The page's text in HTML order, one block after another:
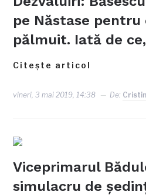
pe Năstase
pălmuit. Iată de
Citește articol
vineri, 3 mai 2019, 14:38 De:
Viceprimarul
simulacru de